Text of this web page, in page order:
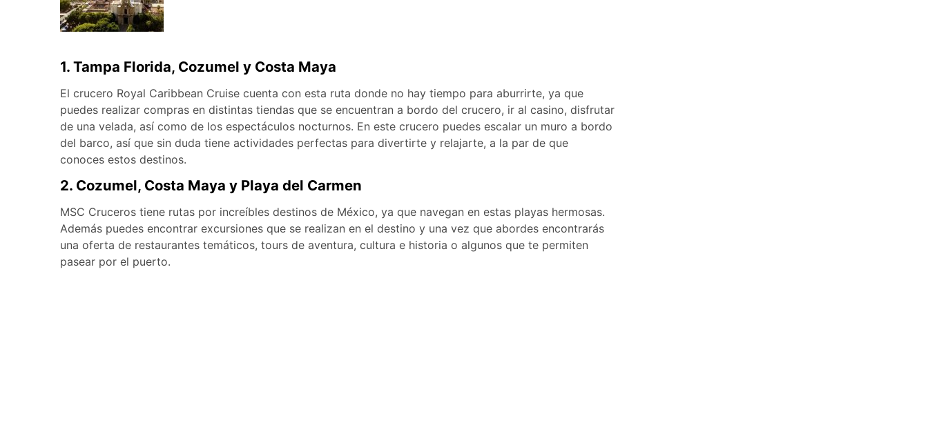
1. Tampa Florida, Cozumel y Costa Maya
El crucero Royal Caribbean Cruise cuenta con esta ruta donde no hay tiempo para aburrirte, ya que
puedes realizar compras en distintas tiendas que se encuentran a bordo del crucero, ir al casino, disfrutar
de una velada, así como de los espectáculos nocturnos. En este crucero puedes escalar un muro a bordo
del barco, así que sin duda tiene actividades perfectas para divertirte y relajarte, a la par de que
conoces estos destinos.
2. Cozumel, Costa Maya y Playa del Carmen
MSC Cruceros tiene rutas por increíbles destinos de México, ya que navegan en estas playas hermosas.
Además puedes encontrar excursiones que se realizan en el destino y una vez que abordes encontrarás
una oferta de restaurantes temáticos, tours de aventura, cultura e historia o algunos que te permiten
pasear por el puerto.